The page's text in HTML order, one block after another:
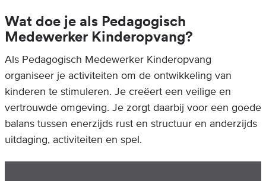
Wat doe je als Pedagogisch
Medewerker Kinderopvang?
Als Pedagogisch Medewerker Kinderopvang
organiseer je activiteiten om de ontwikkeling van
kinderen te stimuleren. Je creëert een veilige en
vertrouwde omgeving. Je zorgt daarbij voor een goede
balans tussen enerzijds rust en structuur en anderzijds
uitdaging, activiteiten en spel.